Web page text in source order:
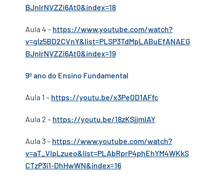
BJnlrNVZZi6At0&index=18
Aula 4 – https://www.youtube.com/watch?
v=glz5BD2CVnY&list=PLSP3TdMpLABuEfANAEG
BJnlrNVZZi6At0&index=19
9º ano do Ensino Fundamental
Aula 1 – https://youtu.be/x3PeOD1AFfc
Aula 2 – https://youtu.be/18zKSjjmlAY
Aula 3 – https://www.youtube.com/watch?
v=aT_VlpLzueo&list=PLAbRprP4phEhYM4WKkS
CTzP3i1-DhHwWN&index=16